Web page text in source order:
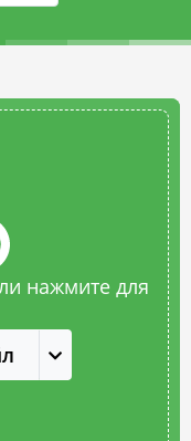
нажмите для